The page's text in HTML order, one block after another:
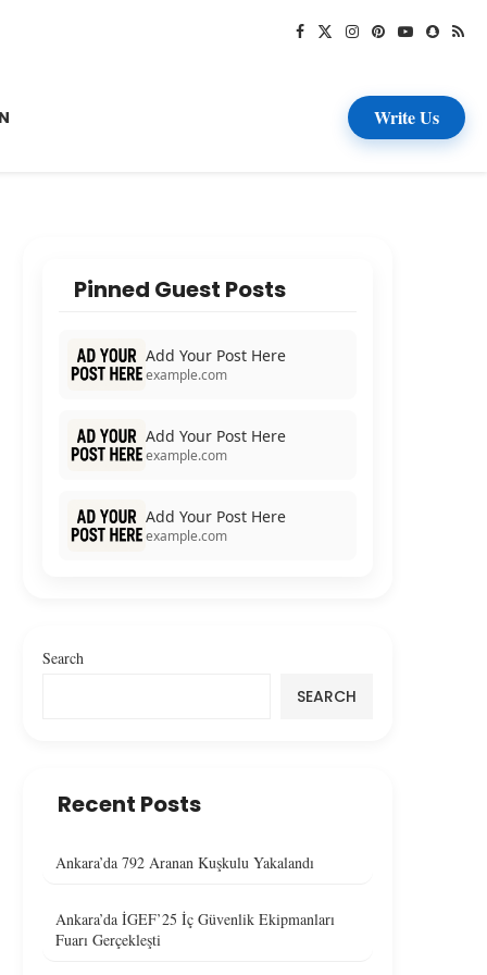
Write Us
Pinned Guest Posts
Add Your Post Here
example.com
Add Your Post Here
example.com
Add Your Post Here
example.com
Search
SEARCH
Recent Posts
Ankara’da 792 Aranan Kuşkulu Yakalandı
Ankara’da İGEF’25 İç Güvenlik Ekipmanları
Fuarı Gerçekleşti